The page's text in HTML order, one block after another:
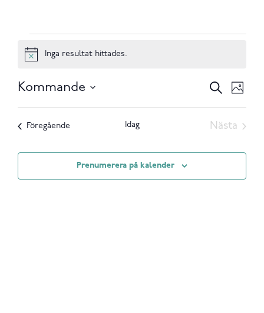
Evenemang
Notis
Inga resultat hittades.
Sök
och
Sök
Foto
Kommande
of
events
Föregående Idag
Nästa
Prenumerera på kalender